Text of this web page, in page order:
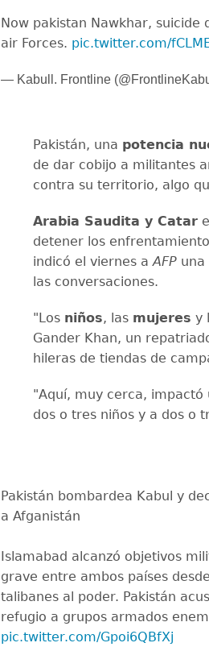
Now pakistan Nawkhar,
air Forces. pic.twitter.com/
— Kabull. Frontline
Pakistán, una potencia
de dar cobijo a militantes
contra su territorio, algo
Arabia Saudita y Catar
detener los
indicó el viernes aAFP una
las conversaciones.
"Los niños, las mujeres y
Gander Khan, un
hileras de tiendas de
"Aquí, muy cerca, impactó
dos o tres niños y a dos o
Pakistán bombardea Kabul y
a Afganistán
Islamabad alcanzó objetivos
grave entre ambos países
talibanes al poder. Pakistán
refugio a grupos armados
pic.twitter.com/Gpoi6QBfXj